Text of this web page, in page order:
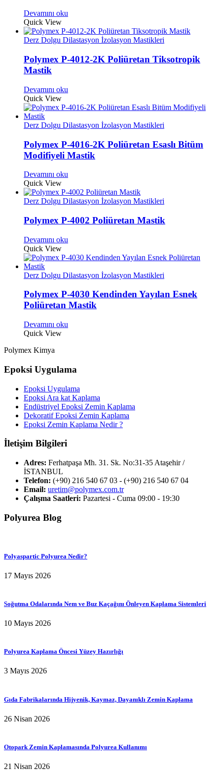
Devamını oku
Quick View
Derz Dolgu Dilastasyon İzolasyon Mastikleri
Polymex P-4012-2K Poliüretan Tiksotropik
Mastik
Devamını oku
Quick View
Derz Dolgu Dilastasyon İzolasyon Mastikleri
Polymex P-4016-2K Poliüretan Esaslı Bitüm
Modifiyeli Mastik
Devamını oku
Quick View
Derz Dolgu Dilastasyon İzolasyon Mastikleri
Polymex P-4002 Poliüretan Mastik
Devamını oku
Quick View
Derz Dolgu Dilastasyon İzolasyon Mastikleri
Polymex P-4030 Kendinden Yayılan Esnek
Poliüretan Mastik
Devamını oku
Quick View
Polymex Kimya
Epoksi Uygulama
Epoksi Uygulama
Epoksi Ara kat Kaplama
Endüstriyel Epoksi Zemin Kaplama
Dekoratif Epoksi Zemin Kaplama
Epoksi Zemin Kaplama Nedir ?
İletişim Bilgileri
Adres: Ferhatpaşa Mh. 31. Sk. No:31-35 Ataşehir /
İSTANBUL
Telefon: (+90) 216 540 67 03 - (+90) 216 540 67 04
Email: uretim@polymex.com.tr
Çalışma Saatleri: Pazartesi - Cuma 09:00 - 19:30
Polyurea Blog
Polyaspartic Polyurea Nedir?
17 Mayıs 2026
Soğutma Odalarında Nem ve Buz Kaçağını Önleyen Kaplama Sistemleri
10 Mayıs 2026
Polyurea Kaplama Öncesi Yüzey Hazırlığı
3 Mayıs 2026
Gıda Fabrikalarında Hijyenik, Kaymaz, Dayanıklı Zemin Kaplama
26 Nisan 2026
Otopark Zemin Kaplamasında Polyurea Kullanımı
21 Nisan 2026